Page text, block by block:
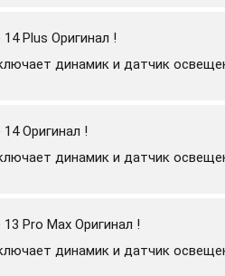
Plus Оригинал !
динамик и датчик
Оригинал !
динамик и датчик
Pro Max Оригинал !
динамик и датчик